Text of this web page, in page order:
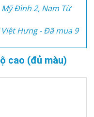
Mỹ Đình 2, Nam Từ
Hưng - Đã mua 9
mua 1 giờ trước
Ciputra đã mua 30
cao (đủ màu)